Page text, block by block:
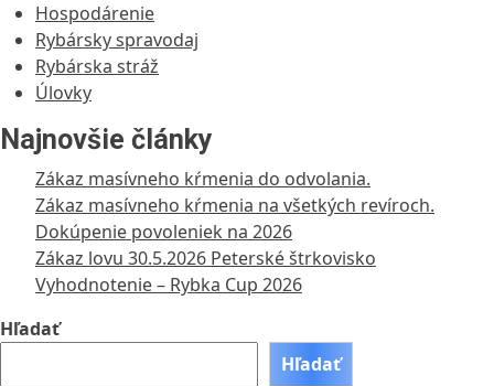
Hospodárenie
Rybársky spravodaj
Rybárska stráž
Úlovky
Najnovšie články
Zákaz masívneho kŕmenia do odvolania.
Zákaz masívneho kŕmenia na všetkých revíroch.
Dokúpenie povoleniek na 2026
Zákaz lovu 30.5.2026 Peterské štrkovisko
Vyhodnotenie – Rybka Cup 2026
Hľadať
Hľadať